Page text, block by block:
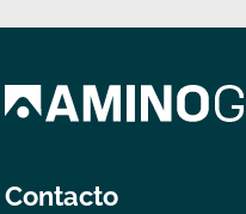
Contacto